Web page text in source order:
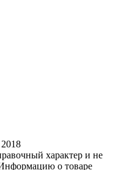
характер и не
о товаре